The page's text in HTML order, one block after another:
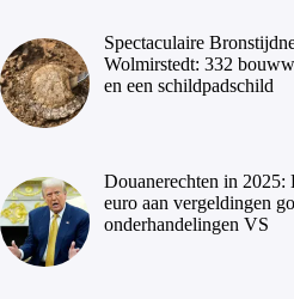
Spectaculaire
Wolmirstedt: 332
en een schildpadschild
Douanerechten in
euro aan vergeldingen
onderhandelingen VS